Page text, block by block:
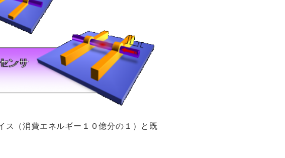
（消費エネルギー１０億分の１）と既